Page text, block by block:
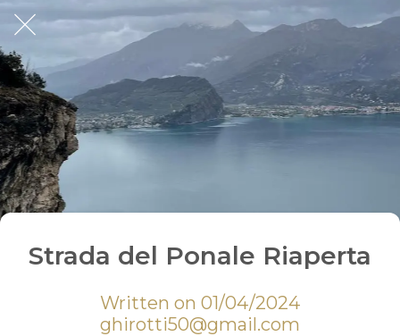
Strada del Ponale Riaperta
Written on 01/04/2024
ghirotti50@gmail.com